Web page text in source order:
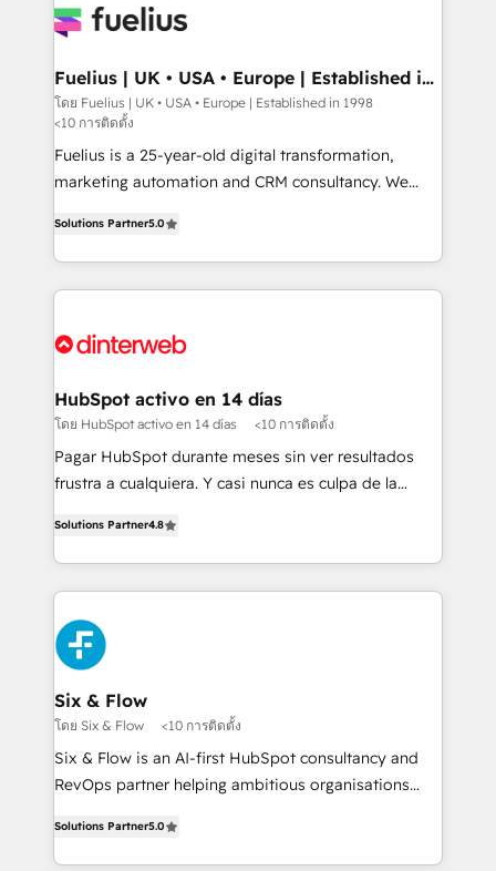
for you and execute it on HubSpot. We are on the
framework, meaning we've been accredited by
HubSpot and vetted by the CCS, which means we
can support public sector companies as well the
other ones listed in our profile. Our services: -
HubSpot implementation - HubSpot CMS website
is there for you to: - Grow revenue, and run your
business more efficiently - Build stronger
relationships with customers - Make better
more people - Get the most out of your HubSpot
Fuelius | UK • USA • Europe | Established in
1998
โดย Fuelius | UK • USA • Europe | Established in 1998
<10 การติดตั้ง
Fuelius is a 25-year-old digital transformation,
marketing automation and CRM consultancy. We
maximise their return from digital and fuel their
growth. We modernise platforms, streamline
operations that are causing inefficiencies, improve
supercharge revenue operations Key services: • CRM
Transformation / Web Development • RevOps &
Sales Consulting • Marketing Automation What
makes us different? 🚀 Top 0.5% of global HubSpot
agencies ⚙️ The strongest technical ability and
partners who will embed ourselves into your
business, processes and systems 🏢 We specialise in
complex use cases 🏆 CRM Implementation,
Platform Enablement, Custom Integration and
Certified
Solutions Partner5.0
HubSpot activo en 14 días
โดย HubSpot activo en 14 días <10 การติดตั้ง
Pagar HubSpot durante meses sin ver resultados
frustra a cualquiera. Y casi nunca es culpa de la
casos de uso: cada uno resuelve un problema
concreto de tu operación en HubSpot. La entrega
toma de 1 a 3 semanas por caso, abordamos varios
en paralelo cuando tiene sentido, y siempre
confirmamos resultados antes de seguir avanzando.
Empiezas a ver resultados antes de que termine el
mes. 🏆 HubSpot Partner of the Year 2022, máximo
reconocimiento del ecosistema. Elite Solutions
Partner, el nivel más alto. +700 clientes
Hospital ABC, Hogares Unión, Yves Rocher,
MacStore, Café Britt, Bella Piel, confiaron en
Solutions Partner4.8
Six & Flow
โดย Six & Flow <10 การติดตั้ง
Six & Flow is an AI-first HubSpot consultancy and
RevOps partner helping ambitious organisations
Operating across the UK, Netherlands, Ireland, and
Canada, we’ve delivered thousands of successful
Solutions Partner5.0